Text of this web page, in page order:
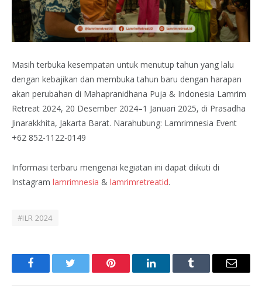
Masih terbuka kesempatan untuk menutup tahun yang lalu
dengan kebajikan dan membuka tahun baru dengan harapan
akan perubahan di Mahapranidhana Puja & Indonesia Lamrim
Retreat 2024, 20 Desember 2024–1 Januari 2025, di Prasadha
Jinarakkhita, Jakarta Barat. Narahubung: Lamrimnesia Event
+62 852-1122-0149
Informasi terbaru mengenai kegiatan ini dapat diikuti di
Instagram lamrimnesia & lamrimretreatid.
#ILR 2024
FacebookTwitter Pinterest LinkedInTumblr Email